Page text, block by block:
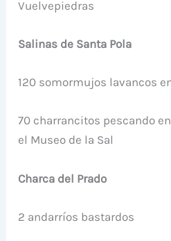
Vuelvepiedras
Salinas de Santa Pola
120 somormujos lavancos
70 charrancitos pescando
el Museo de la Sal
Charca del Prado
2 andarríos bastardos